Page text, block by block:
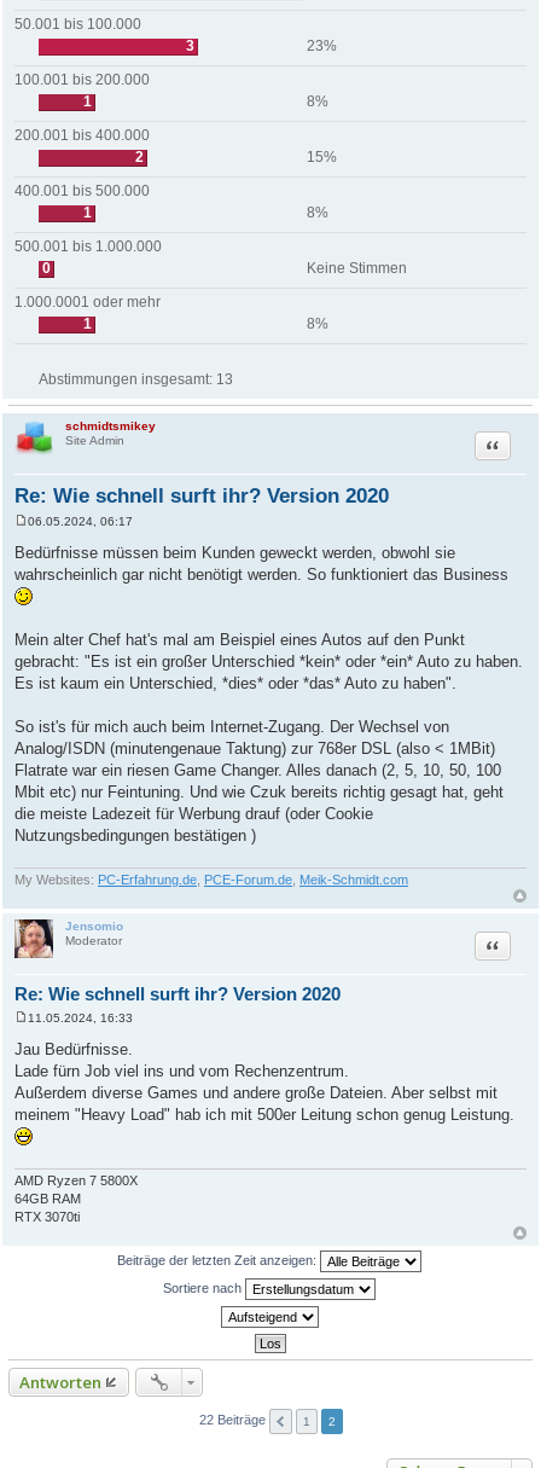
50.001 bis 100.000
3
23%
100.001 bis 200.000
1
8%
200.001 bis 400.000
2
15%
400.001 bis 500.000
1
8%
500.001 bis 1.000.000
0
Keine Stimmen
1.000.0001 oder mehr
1
8%
Abstimmungen insgesamt: 13
schmidtsmikey
Site Admin
Re: Wie schnell surft ihr? Version 2020
Zitat
i
t
r
a
06.05.2024, 06:17
Bedürfnisse müssen beim Kunden geweckt werden, obwohl sie
wahrscheinlich gar nicht benötigt werden. So funktioniert das Business
Mein alter Chef hat's mal am Beispiel eines Autos auf den Punkt
gebracht: "Es ist ein großer Unterschied *kein* oder *ein* Auto zu haben.
Es ist kaum ein Unterschied, *dies* oder *das* Auto zu haben".
So ist's für mich auch beim Internet-Zugang. Der Wechsel von
Analog/ISDN (minutengenaue Taktung) zur 768er DSL (also < 1MBit)
Flatrate war ein riesen Game Changer. Alles danach (2, 5, 10, 50, 100
Mbit etc) nur Feintuning. Und wie Czuk bereits richtig gesagt hat, geht
die meiste Ladezeit für Werbung drauf (oder Cookie
Nutzungsbedingungen bestätigen )
My Websites: PC-Erfahrung.de PCE-Forum.de Meik-Schmidt.com
Jensomio
Moderator
Re: Wie schnell surft ihr? Version 2020
Zitat
i
t
a
g
11.05.2024, 16:33
Jau Bedürfnisse.
Lade fürn Job viel ins und vom Rechenzentrum.
Außerdem diverse Games und andere große Dateien. Aber selbst mit
meinem "Heavy Load" hab ich mit 500er Leitung schon genug Leistung.
AMD Ryzen 7 5800X
64GB RAM
RTX 3070ti
Beiträge der letzten Zeit anzeigen:
Sortiere nach
Antworten
22 Beiträge 1 2